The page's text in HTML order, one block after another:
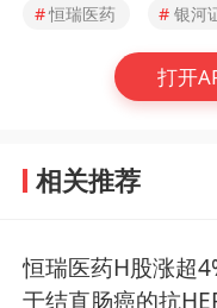
#恒瑞医药 # 银河
打开
相关推荐
恒瑞医药H股涨超
于结直肠癌的抗